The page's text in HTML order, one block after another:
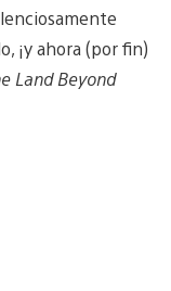
¡y ahora (por fin)
Land Beyond